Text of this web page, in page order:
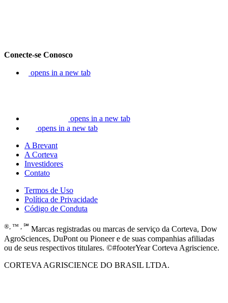
Conecte-se Conosco
opens in a new tab
opens in a new tab
opens in a new tab
A Brevant
A Corteva
Investidores
Contato
Termos de Uso
Política de Privacidade
Código de Conduta
®, ™ , ℠ Marcas registradas ou marcas de serviço da Corteva, Dow
AgroSciences, DuPont ou Pioneer e de suas companhias afiliadas
ou de seus respectivos titulares. ©#footerYear Corteva Agriscience.
CORTEVA AGRISCIENCE DO BRASIL LTDA.